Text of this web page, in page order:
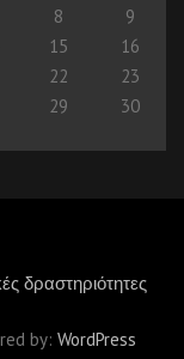
8
9
15
16
22
23
29
30
δραστηριότητες
by: WordPress